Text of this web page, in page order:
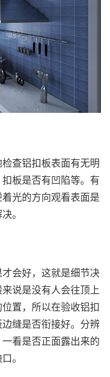
查铝扣板表面有无明
板是否有凹陷等。有
光的方向观看表面是
。
会好，这就是细节决
说是没有人会往顶上
置，所以在验收铝扣
缝是否衔接好。分辨
看是否正面露出来的
。